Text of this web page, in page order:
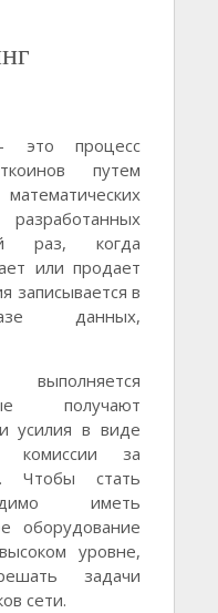
это процесс
путем
раз, когда
или продает
записывается в
данных,
получают
усилия в виде
комиссии за
Чтобы стать
иметь
оборудование
уровне,
задачи
сети.